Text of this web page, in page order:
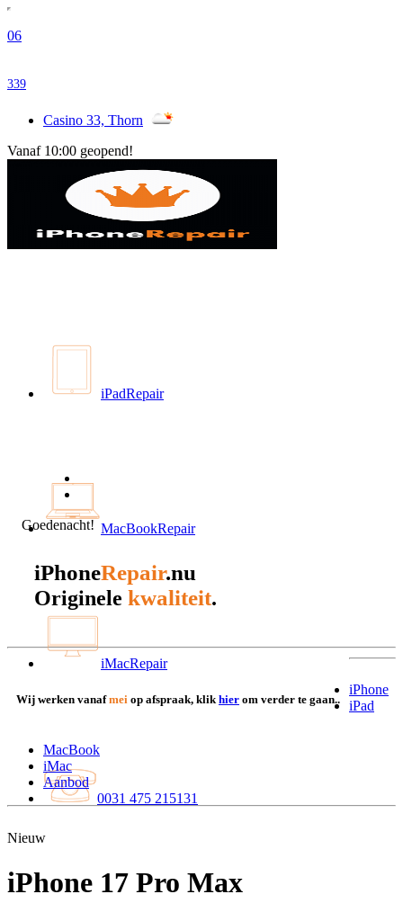
06
339
Casino 33, Thorn
Vanaf 10:00 geopend!
iPadRepair
MacBookRepair
iMacRepair
0031 475 215131
Goedenacht!
iPhoneRepair.nu
Originele kwaliteit.
Wij werken vanafmei op afspraak, klik hier om verder te gaan..
iPhone
iPad
MacBook
iMac
Aanbod
Nieuw
iPhone 17 Pro Max